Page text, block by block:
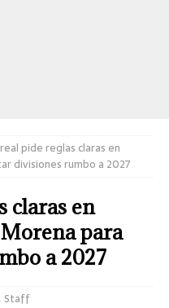
pide reglas claras en
divisiones rumbo a 2027
claras en
para
a 2027
Staff